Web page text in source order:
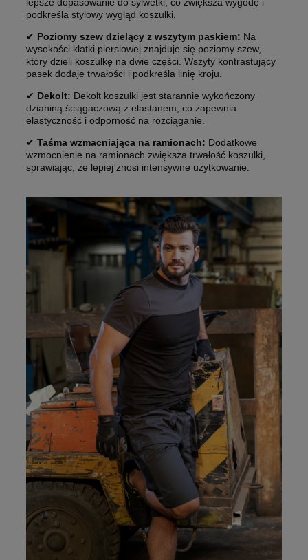
podkreśla stylowy wygląd koszulki.
✔ Poziomy szew dzielący z wszytym paskiem: Na
wysokości klatki piersiowej znajduje się poziomy szew,
który dzieli koszulkę na dwie części. Wszyty kontrastujący
pasek dodaje trwałości i podkreśla linię kroju.
✔ Dekolt: Dekolt koszulki jest starannie wykończony
dzianiną ściągaczową z elastanem, co zapewnia
elastyczność i odporność na rozciąganie.
✔ Taśma wzmacniająca na ramionach: Dodatkowe
wzmocnienie na ramionach zwiększa trwałość koszulki,
sprawiając, że lepiej znosi intensywne użytkowanie.